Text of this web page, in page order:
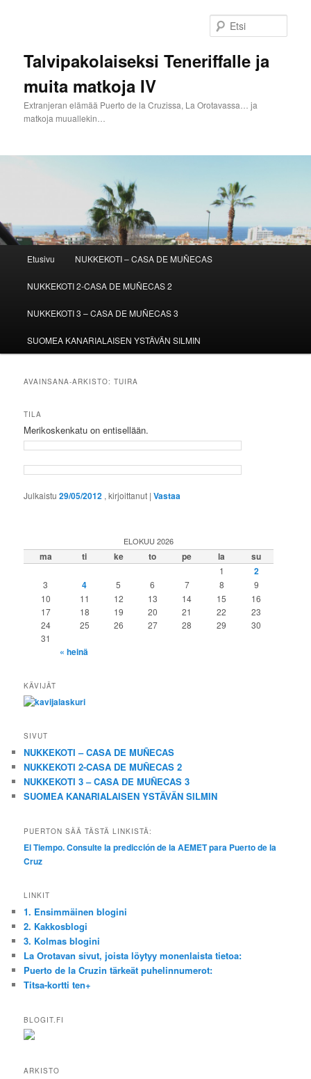
Talvipakolaiseksi Teneriffalle ja
muita matkoja IV
Extranjeran elämää Puerto de la Cruzissa, La Orotavassa… ja
matkoja muuallekin…
Etusivu NUKKEKOTI – CASA DE MUÑECAS
NUKKEKOTI 2-CASA DE MUÑECAS 2
NUKKEKOTI 3 – CASA DE MUÑECAS 3
SUOMEA KANARIALAISEN YSTÄVÄN SILMIN
AVAINSANA-ARKISTO:TUIRA
TILA
Merikoskenkatu on entisellään.
Julkaistu29/05/2012 , kirjoittanut |Vastaa
ELOKUU 2026
ma ti ke to pe la su
1 2
3 4 5 6 7 8
9
10
11 12 13 14 15
16
17
18 19 20 21 22
23
24
25 26 27 28 29
30
31
« heinä
KÄVIJÄT
SIVUT
NUKKEKOTI – CASA DE MUÑECAS
NUKKEKOTI 2-CASA DE MUÑECAS 2
NUKKEKOTI 3 – CASA DE MUÑECAS 3
SUOMEA KANARIALAISEN YSTÄVÄN SILMIN
PUERTON SÄÄ TÄSTÄ LINKISTÄ:
El Tiempo. Consulte la predicción de la AEMET para Puerto de la
Cruz
LINKIT
1. Ensimmäinen blogini
2. Kakkosblogi
3. Kolmas blogini
La Orotavan sivut, joista löytyy monenlaista tietoa:
Puerto de la Cruzin tärkeät puhelinnumerot:
Titsa-kortti ten+
BLOGIT.FI
ARKISTO